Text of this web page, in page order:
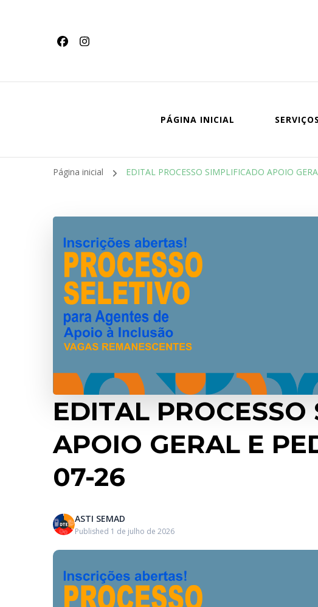
PÁGINA INICIAL SERVIÇOS
Página inicial EDITAL PROCESSO SIMPLIFICADO APOIO
EDITAL
APOIO GERAL E
07-26
ASTI SEMAD
Published 1 de julho de 2026